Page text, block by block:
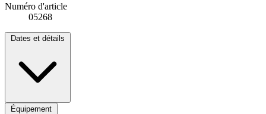
Numéro d'article
05268
Dates et détails
Équipement